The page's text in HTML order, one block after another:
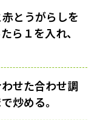
とうがらしを
ら１を入れ、
せた合わせ調
炒める。